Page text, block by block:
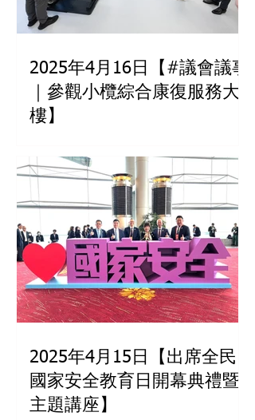
2025年4月16日【#議會議事
｜參觀小欖綜合康復服務大
樓】
2025年4月15日【出席全民
國家安全教育日開幕典禮暨
主題講座】